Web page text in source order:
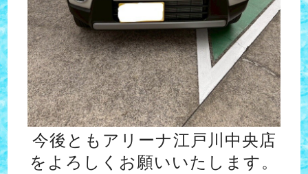
今後ともアリーナ江戸川中央店
をよろしくお願いいたします。